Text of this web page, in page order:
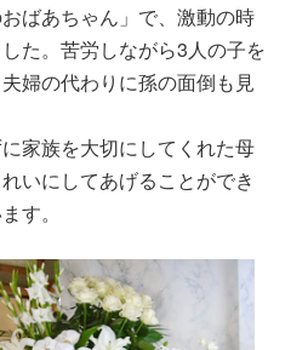
ばあちゃん」で、激動の時
た。苦労しながら3人の子を
婦の代わりに孫の面倒も見
家族を大切にしてくれた母
いにしてあげることができ
す。